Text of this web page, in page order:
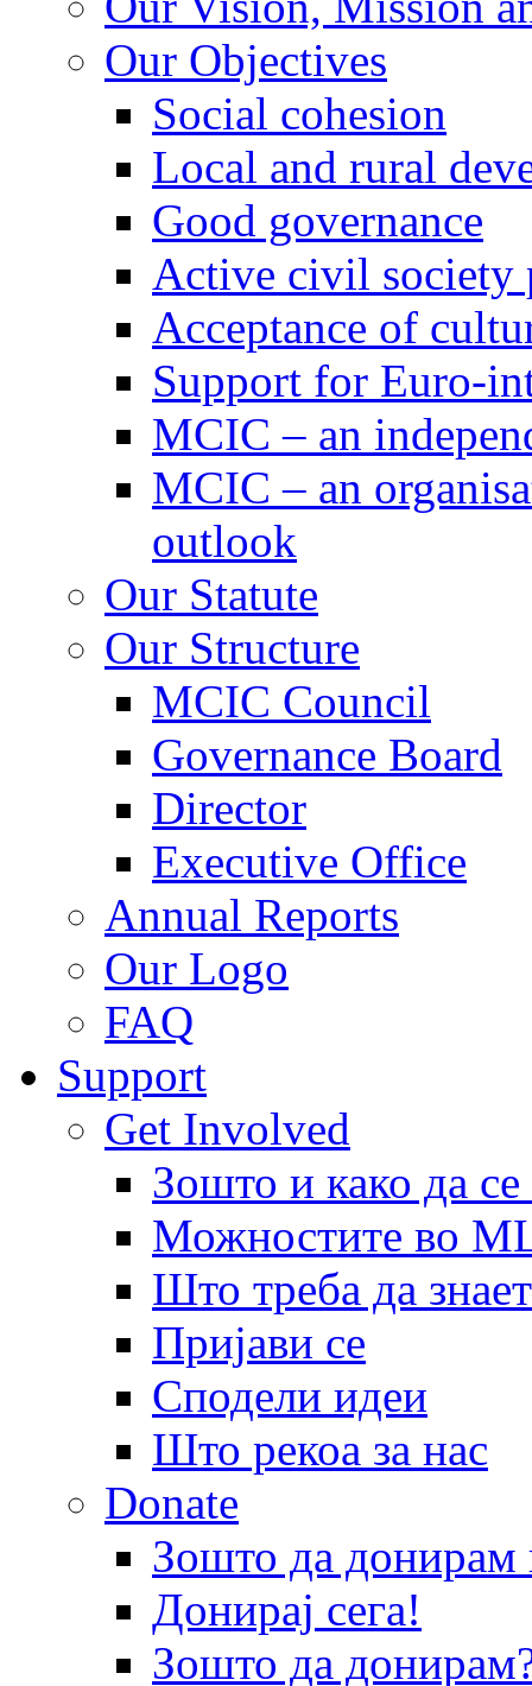
Our Objectives
Social cohesion
Local and rural
Good governance
Active civil society
Acceptance of
Support for Euro-
MCIC – an
MCIC – an
outlook
Our Statute
Our Structure
MCIC Council
Governance Board
Director
Executive Office
Annual Reports
Our Logo
FAQ
Support
Get Involved
Зошто и како да
Можностите во
Што треба да
Пријави се
Сподели идеи
Што рекоа за нас
Donate
Зошто да
Донирај сега!
Зошто да